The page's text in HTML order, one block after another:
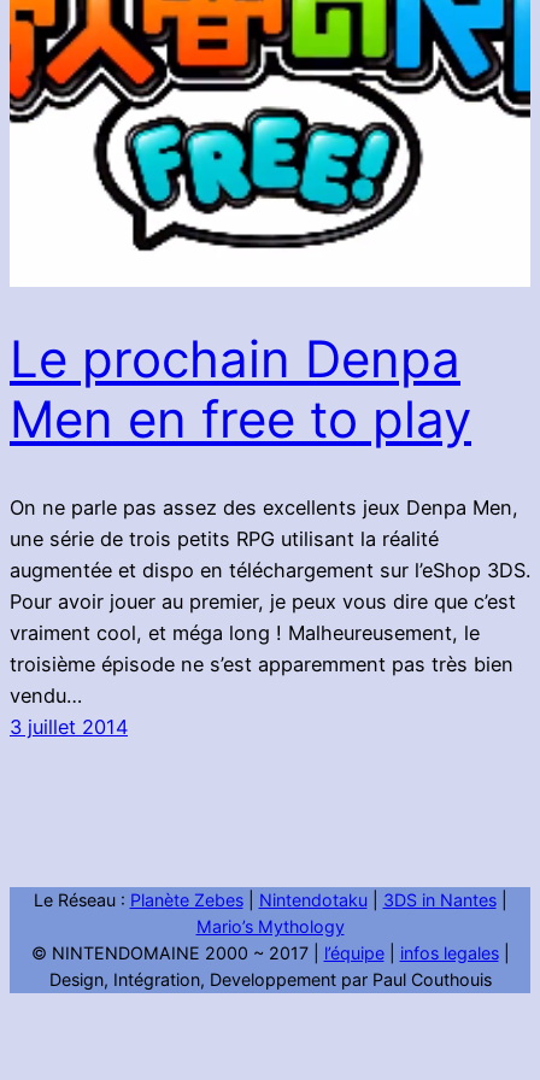
Le prochain Denpa
Men en free to play
On ne parle pas assez des excellents jeux Denpa Men,
une série de trois petits RPG utilisant la réalité
augmentée et dispo en téléchargement sur l’eShop 3DS.
Pour avoir jouer au premier, je peux vous dire que c’est
vraiment cool, et méga long ! Malheureusement, le
troisième épisode ne s’est apparemment pas très bien
vendu…
3 juillet 2014
Le Réseau : Planète Zebes| Nintendotaku| 3DS in Nantes|
Mario’s Mythology
© NINTENDOMAINE 2000 ~ 2017 | l’équipe| infos legales|
Design, Intégration, Developpement par Paul Couthouis